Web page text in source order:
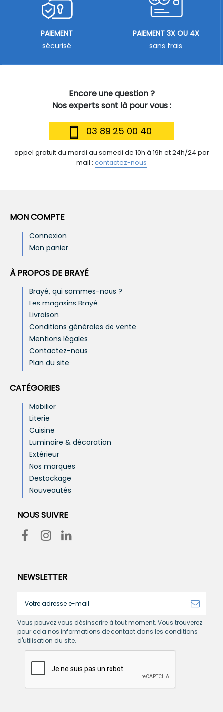
Encore une question ?
Nos experts sont là pour vous :
03 89 25 00 40
appel gratuit du mardi au samedi de 10h à 19h et 24h/24 par
mail : contactez-nous
PAIEMENT
sécurisé
PAIEMENT 3X OU 4X
sans frais
MON COMPTE
Connexion
Mon panier
À PROPOS DE BRAYÉ
Brayé, qui sommes-nous ?
Les magasins Brayé
Livraison
Conditions générales de vente
Mentions légales
Contactez-nous
Plan du site
CATÉGORIES
Mobilier
Literie
Cuisine
Luminaire & décoration
Extérieur
Nos marques
Destockage
Nouveautés
NOUS SUIVRE
NEWSLETTER
Vous pouvez vous désinscrire à tout moment. Vous trouverez
pour cela nos informations de contact dans les conditions
d'utilisation du site.